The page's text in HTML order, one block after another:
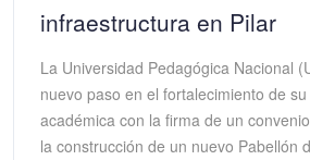
infraestructura en Pilar
La Universidad Pedagógica Nacional
nuevo paso en el fortalecimiento de
académica con la firma de un
la construcción de un nuevo Pabellón